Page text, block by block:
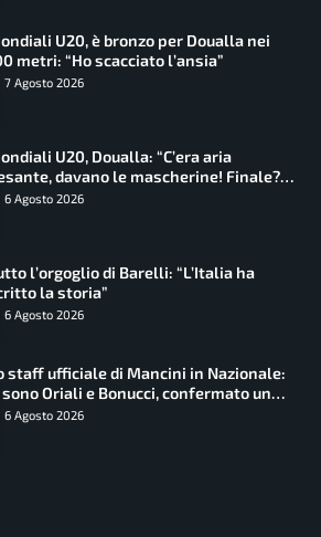
U20, è bronzo per Doualla nei
metri: “Ho scacciato l’ansia”
7 Agosto 2026
U20, Doualla: “C’era aria
davano le mascherine! Finale?
ho nulla da perdere”
6 Agosto 2026
l’orgoglio di Barelli: “L’Italia ha
la storia”
6 Agosto 2026
staff ufficiale di Mancini in Nazionale:
sono Oriali e Bonucci, confermato un
6 Agosto 2026